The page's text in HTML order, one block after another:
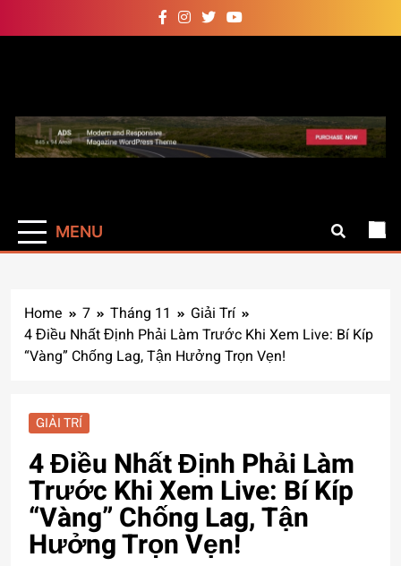
to
Auto Pro
hơn
MENU
Home 7 Tháng 11
Giải Trí
4 Điều Nhất Định Phải Làm Trước Khi Xem Live: Bí Kíp
“Vàng” Chống Lag, Tận Hưởng Trọn Vẹn!
GIẢI TRÍ
4 Điều Nhất Định Phải Làm
Trước Khi Xem Live: Bí Kíp
“Vàng” Chống Lag, Tận
Hưởng Trọn Vẹn!